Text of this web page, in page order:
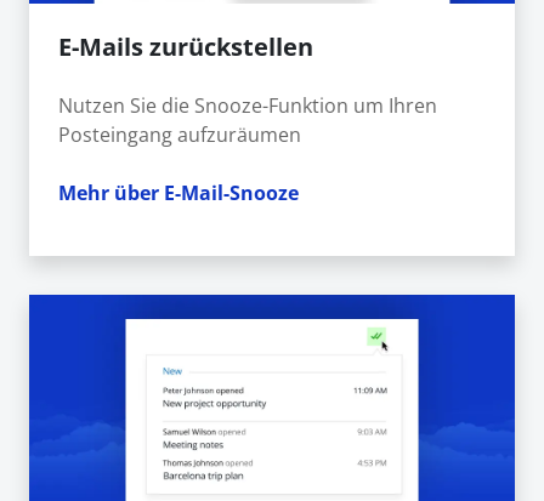
E-Mails zurückstellen
Nutzen Sie die Snooze-Funktion um Ihren
Posteingang aufzuräumen
Mehr über E-Mail-Snooze